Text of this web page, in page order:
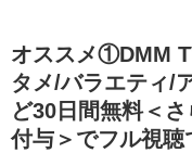
オススメ①DMM
タメ/バラエティ/
ど30日間無料＜
付与＞でフル視聴